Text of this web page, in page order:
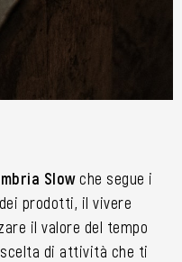
Slowche segue i
prodotti, il vivere
il valore del tempo
scelta di attività che ti